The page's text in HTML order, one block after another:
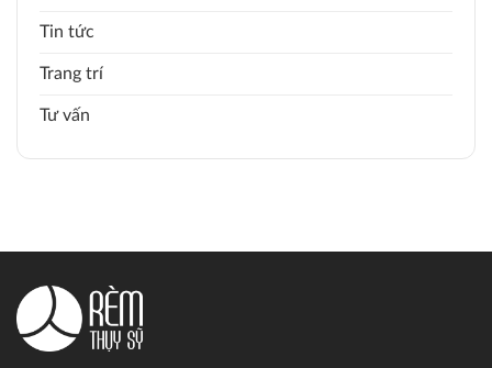
Tin tức
Trang trí
Tư vấn